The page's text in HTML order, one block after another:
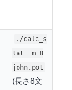
./calc_s
tat -m 8
john.pot
(長さ8文